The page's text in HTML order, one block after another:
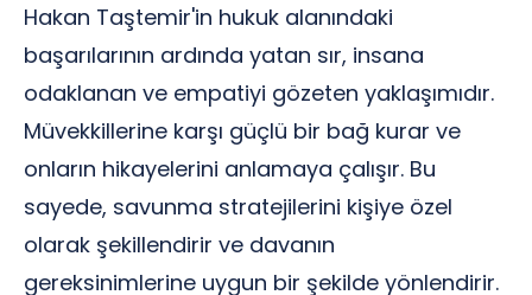
Hakan Taştemir'in hukuk alanındaki
başarılarının ardında yatan sır, insana
odaklanan ve empatiyi gözeten yaklaşımıdır.
Müvekkillerine karşı güçlü bir bağ kurar ve
onların hikayelerini anlamaya çalışır. Bu
sayede, savunma stratejilerini kişiye özel
olarak şekillendirir ve davanın
gereksinimlerine uygun bir şekilde yönlendirir.